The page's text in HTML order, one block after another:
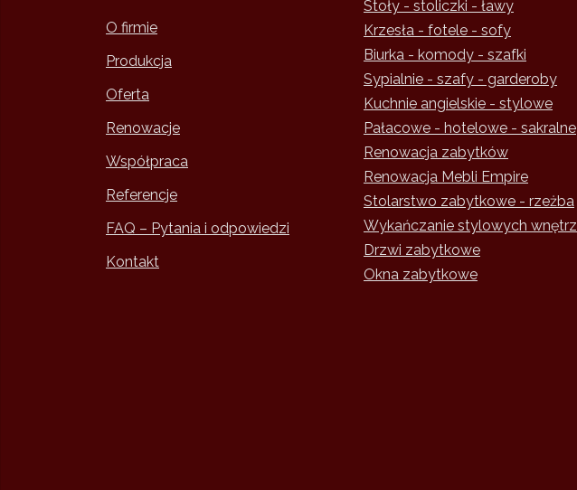
O firmie
Produkcja
Oferta
Renowacje
Współpraca
Referencje
FAQ – Pytania i odpowiedzi
Kontakt
Stoły - stoliczki - ławy
Krzesła - fotele - sofy
Biurka - komody - szafki
Sypialnie - szafy - garderoby
Kuchnie angielskie - stylowe
Pałacowe - hotelowe - sakralne
Renowacja zabytków
Renowacja Mebli Empire
Stolarstwo zabytkowe - rzeżba
Wykańczanie stylowych wnętrz
Drzwi zabytkowe
Okna zabytkowe